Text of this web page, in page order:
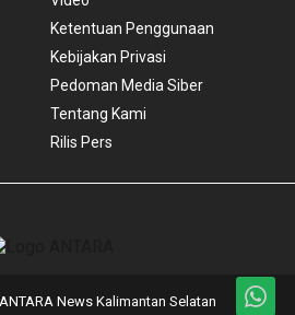
Ketentuan Penggunaan
Kebijakan Privasi
Pedoman Media Siber
Tentang Kami
Rilis Pers
News Kalimantan Selatan